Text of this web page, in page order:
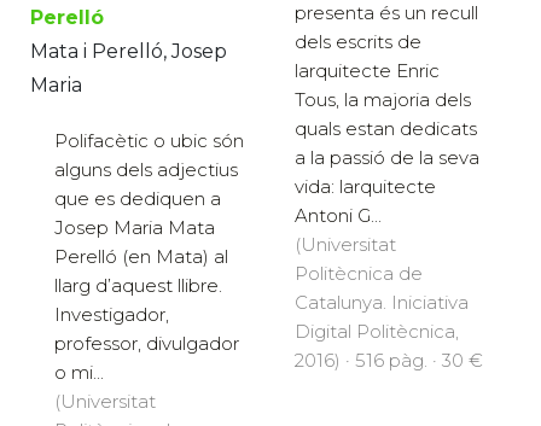
Perelló
Mata i Perelló, Josep
Maria
Polifacètic o ubic són
alguns dels adjectius
que es dediquen a
Josep Maria Mata
Perelló (en Mata) al
llarg d’aquest llibre.
Investigador,
professor, divulgador
o mi...
(Universitat
presenta és un recull
dels escrits de
larquitecte Enric
Tous, la majoria dels
quals estan dedicats
a la passió de la seva
vida: larquitecte
Antoni G...
(Universitat
Politècnica de
Catalunya. Iniciativa
Digital Politècnica,
2016) · 516 pàg. · 30 €